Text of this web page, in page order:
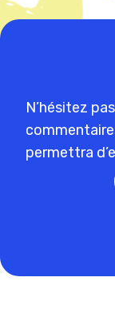
N’hésitez
permettra